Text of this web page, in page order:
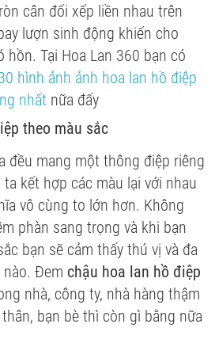
cân đối xếp liền nhau trên
lượn sinh động khiến cho
hồn. Tại Hoa Lan 360 bạn có
hình ảnh ảnh hoa lan hồ điệp
nhất nữa đấy
theo màu sắc
đều mang một thông điệp riêng
kết hợp các màu lại với nhau
vô cùng to lớn hơn. Không
phàn sang trọng và khi bạn
bạn sẽ cảm thấy thú vị và đa
Đem chậu hoa lan hồ điệp
nhà, công ty, nhà hàng thậm
bạn bè thì còn gì bằng nữa